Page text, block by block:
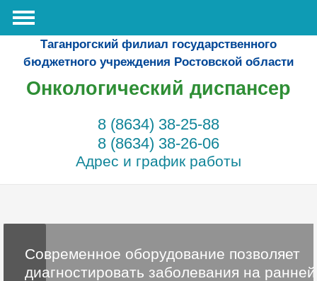
Таганрогский филиал государственного
бюджетного учреждения Ростовской области
Онкологический диспансер
8 (8634) 38-25-88
8 (8634) 38-26-06
Адрес и график работы
Современное оборудование позволяет
диагностировать заболевания на ранней